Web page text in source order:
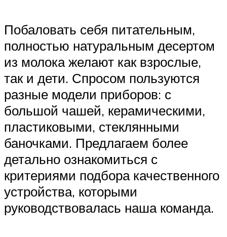
Побаловать себя питательным,
полностью натуральным десертом
из молока желают как взрослые,
так и дети. Спросом пользуются
разные модели приборов: с
большой чашей, керамическими,
пластиковыми, стеклянными
баночками. Предлагаем более
детально ознакомиться с
критериями подбора качественного
устройства, которыми
руководствовалась наша команда.